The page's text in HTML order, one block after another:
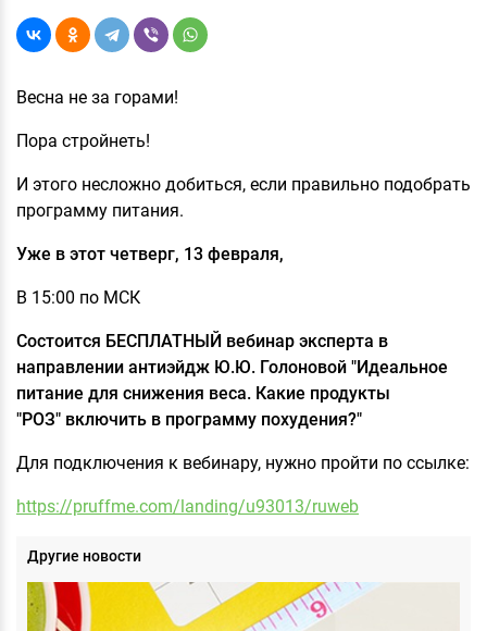
Весна не за горами!
Пора стройнеть!
И этого несложно добиться, если правильно подобрать
программу питания.
Уже в этот четверг, 13 февраля,
В 15:00 по МСК
Состоится БЕСПЛАТНЫЙ вебинар эксперта в
направлении антиэйдж Ю.Ю. Голоновой "Идеальное
питание для снижения веса. Какие продукты
"РОЗ" включить в программу похудения?"
Для подключения к вебинару, нужно пройти по ссылке:
https://pruffme.com/landing/u93013/ruweb
Другие новости